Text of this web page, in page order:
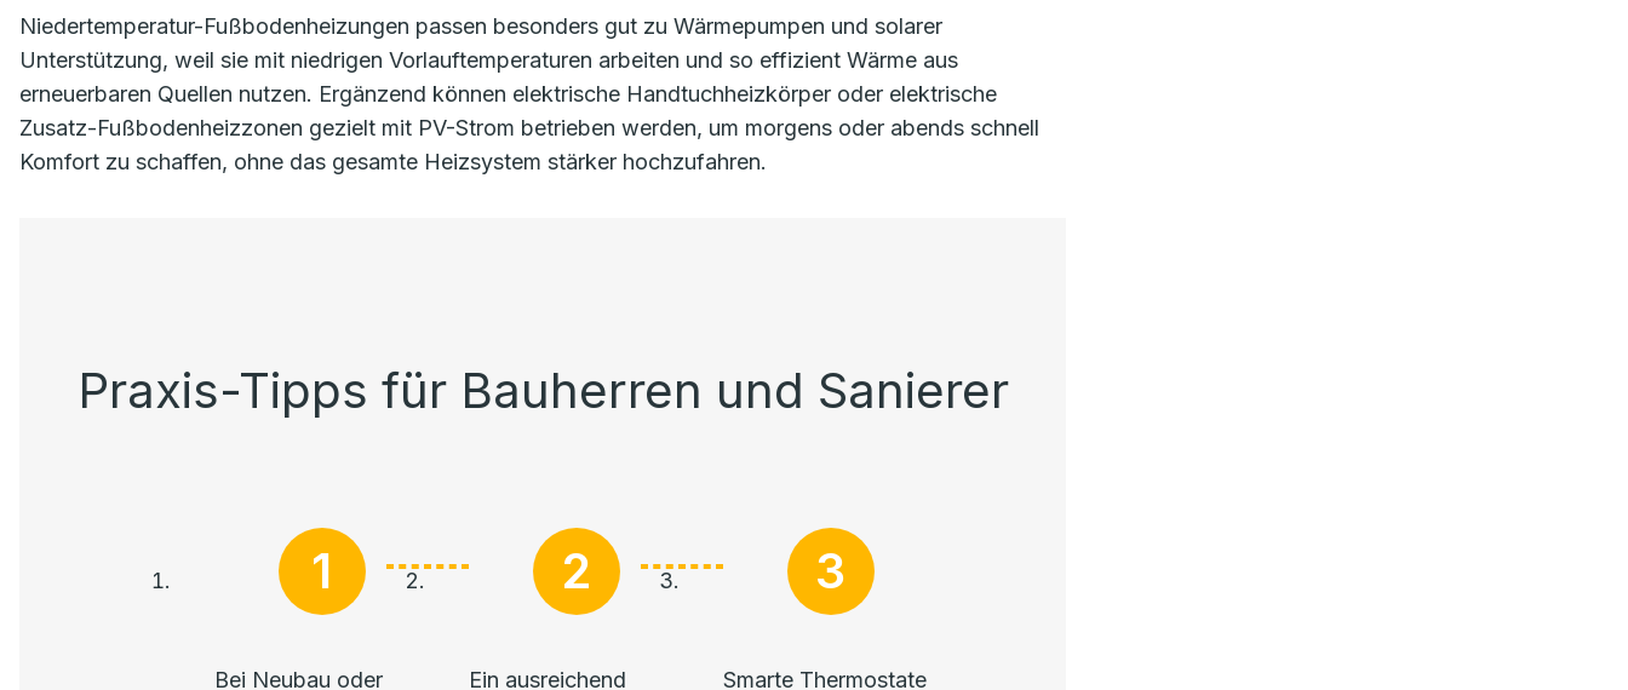
Niedertemperatur-Fußbodenheizungen passen besonders gut zu Wärmepumpen und solarer
Unterstützung, weil sie mit niedrigen Vorlauftemperaturen arbeiten und so effizient Wärme aus
erneuerbaren Quellen nutzen. Ergänzend können elektrische Handtuchheizkörper oder elektrische
Zusatz-Fußbodenheizzonen gezielt mit PV-Strom betrieben werden, um morgens oder abends schnell
Komfort zu schaffen, ohne das gesamte Heizsystem stärker hochzufahren.
Praxis-Tipps für Bauherren und Sanierer
Bei Neubau oder
Ein ausreichend
Smarte Thermostate